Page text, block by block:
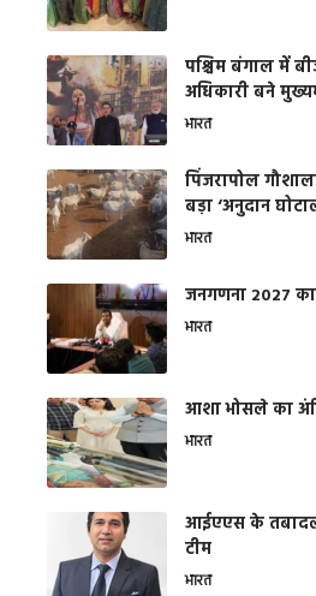
पश्चिम बंगाल में
अधिकारी बने
भारत
​पिंजरापोल
बड़ा ‘अनुदान
भारत
जनगणना 2027
भारत
आशा भोसले का
भारत
आईएएस के
टीम
भारत